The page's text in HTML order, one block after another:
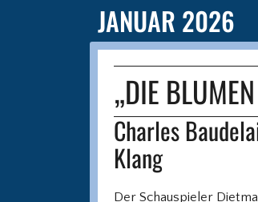
JANUAR 2026
„DIE
Charles
Klang
Der Schauspieler